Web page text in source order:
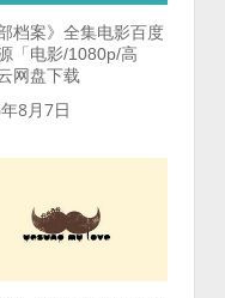
部档案》全集电影百度
「电影/1080p/高
网盘下载
8月7日